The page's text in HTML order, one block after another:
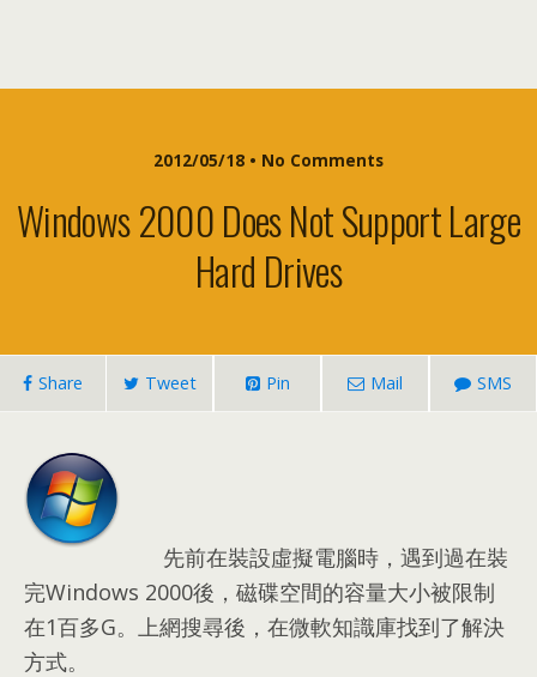
2012/05/18 • No Comments
Windows 2000 Does Not Support Large
Hard Drives
Share Tweet Pin Mail SMS
先前在裝設虛擬電腦時，遇到過在裝
完Windows 2000後，磁碟空間的容量大小被限制
在1百多G。上網搜尋後，在微軟知識庫找到了解決
方式。